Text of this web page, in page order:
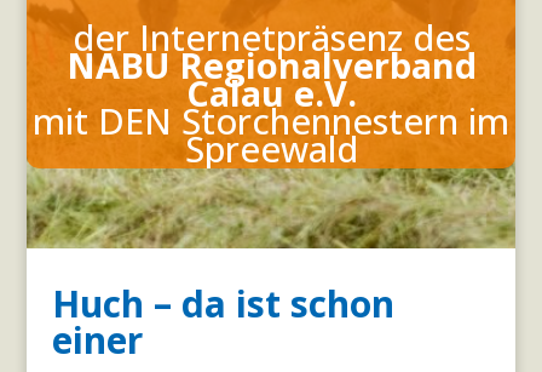
der Internetpräsenz des
NABU Regionalverband
Calau e.V.
mit DEN Storchennestern im
Spreewald
Huch – da ist schon
einer